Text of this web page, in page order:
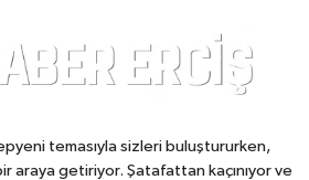
temasıyla sizleri buluştururken,
araya getiriyor. Şatafattan kaçınıyor ve